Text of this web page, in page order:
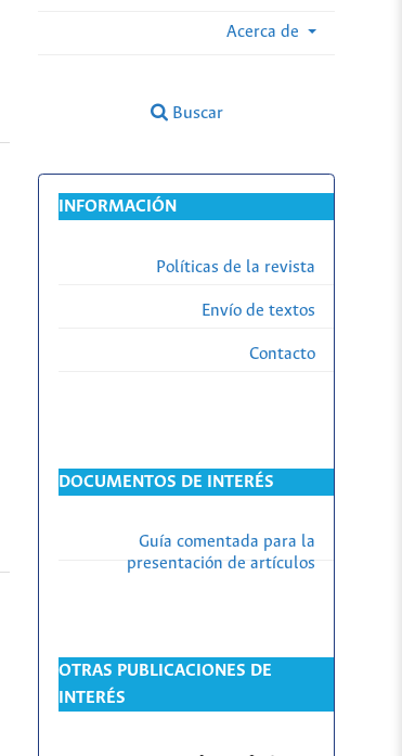
Acerca de
Buscar
INFORMACIÓN
Políticas de la revista
Envío de textos
Contacto
DOCUMENTOS DE INTERÉS
Guía comentada para la
presentación de artículos
OTRAS PUBLICACIONES DE
INTERÉS